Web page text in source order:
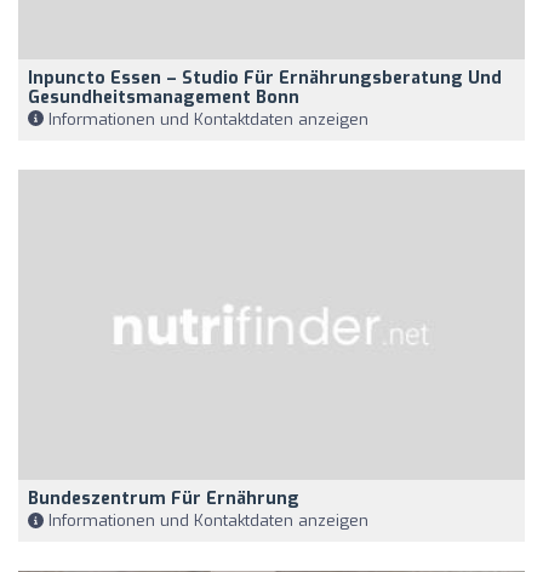
Inpuncto Essen – Studio Für Ernährungsberatung Und
Gesundheitsmanagement Bonn
Informationen und Kontaktdaten anzeigen
Bundeszentrum Für Ernährung
Informationen und Kontaktdaten anzeigen